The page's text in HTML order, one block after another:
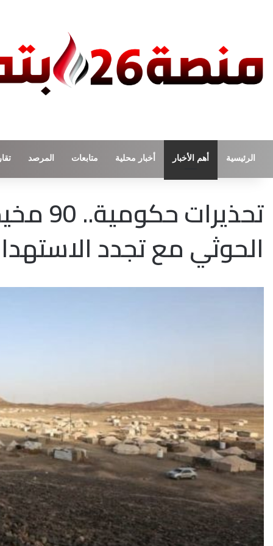
الرئيسية أهم الأخبار أخبار محلية متابعات المرصد
الحوثي مع تجدد